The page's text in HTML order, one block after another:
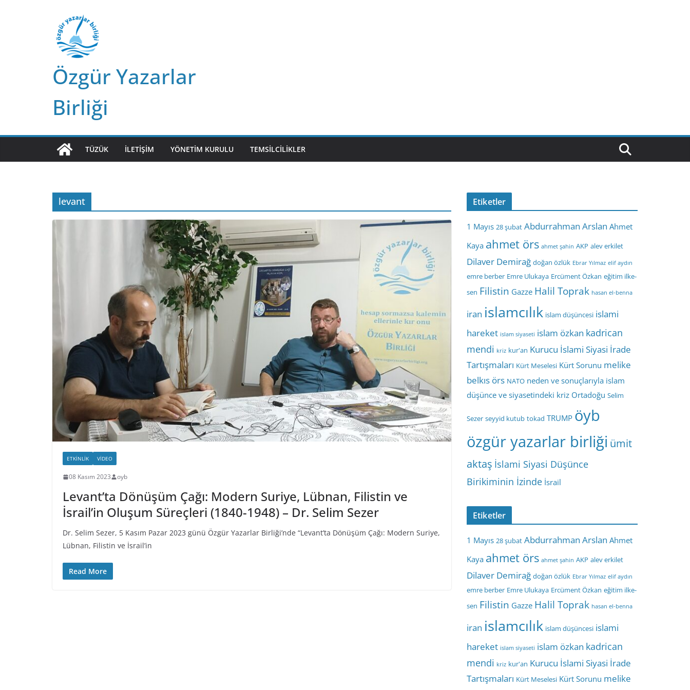
Özgür Yazarlar
Birliği
TÜZÜK İLETIŞIM YÖNETIM KURULU TEMSILCILIKLER
levant
ETKINLIK VIDEO
08 Kasım 2023 oyb
Levant’ta Dönüşüm Çağı: Modern Suriye, Lübnan, Filistin ve
İsrail’in Oluşum Süreçleri (1840-1948) – Dr. Selim Sezer
Dr. Selim Sezer, 5 Kasım Pazar 2023 günü Özgür Yazarlar Birliği’nde “Levant’ta Dönüşüm Çağı: Modern Suriye,
Lübnan, Filistin ve İsrail’in
Read More
Etiketler
1 Mayıs 28 şubat Abdurrahman Arslan Ahmet
Kaya ahmet örs ahmet şahin AKP alev erkilet
Dilaver Demirağ doğan özlük Ebrar Yılmaz elif aydın
emre berber Emre Ulukaya Ercüment Özkan eğitim ilke-
sen Filistin Gazze Halil Toprak hasan el-benna
iran islamcılık islam düşüncesi islami
hareket islam siyaseti islam özkan kadrican
mendi kriz kur'an Kurucu İslami Siyasi İrade
Tartışmaları Kürt Meselesi Kürt Sorunu melike
belkıs örs NATO neden ve sonuçlarıyla islam
düşünce ve siyasetindeki kriz Ortadoğu Selim
Sezer seyyid kutub tokad TRUMP öyb
özgür yazarlar birliği ümit
aktaş İslami Siyasi Düşünce
Birikiminin İzinde İsrail
Etiketler
1 Mayıs 28 şubat Abdurrahman Arslan Ahmet
Kaya ahmet örs ahmet şahin AKP alev erkilet
Dilaver Demirağ doğan özlük Ebrar Yılmaz elif aydın
emre berber Emre Ulukaya Ercüment Özkan eğitim ilke-
sen Filistin Gazze Halil Toprak hasan el-benna
iran islamcılık islam düşüncesi islami
hareket islam siyaseti islam özkan kadrican
mendi kriz kur'an Kurucu İslami Siyasi İrade
Tartışmaları Kürt Meselesi Kürt Sorunu melike